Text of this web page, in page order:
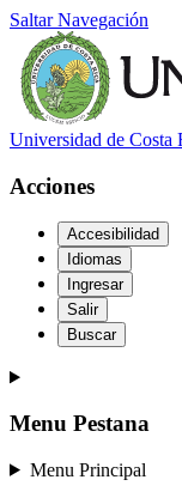
Saltar Navegación
Universidad de Costa
Acciones
Accesibilidad
Idiomas
Ingresar
Salir
Buscar
Menu Pestana
Menu Principal